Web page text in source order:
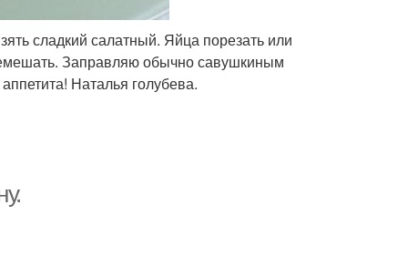
сладкий салатный. Яйца порезать или
Заправляю обычно савушкиным
Наталья голубева.